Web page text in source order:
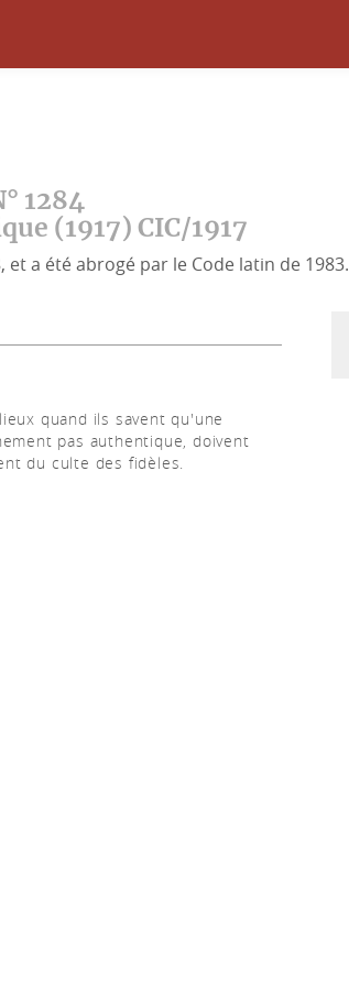
1284
(1917) CIC/1917
a été abrogé par le Code latin de 1983.
quand ils savent qu'une
pas authentique, doivent
du culte des fidèles.